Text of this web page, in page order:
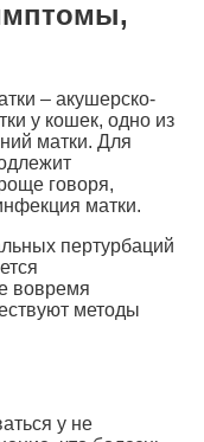
– акушерско-
у кошек, одно из
матки. Для
говоря,
матки.
пертурбаций
вовремя
методы
у не